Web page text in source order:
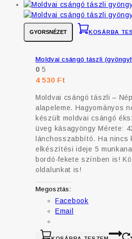
GYORSNÉZET KOSÁRBA
Moldvai csángó tászli
0 5
4 530 Ft
Moldvai csángó tászli –
alapeleme. Hagyományos
készült moldvai csángó
üveg kásagyöngy Mérete:
lánchosszabbító. Ha nincs
elkészítési ideje 5
bordó-fekete színben is!
oldalunkat is!
Megosztás:
Facebook
Email